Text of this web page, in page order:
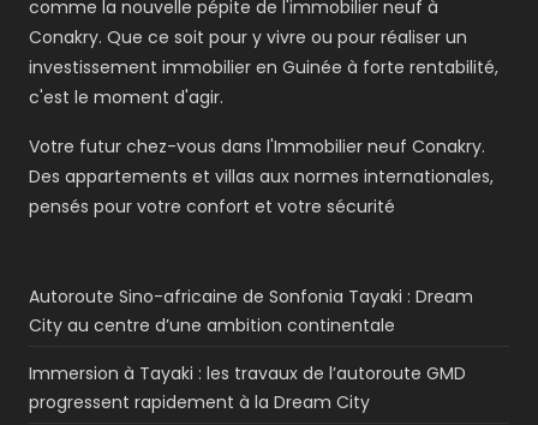
comme la nouvelle pépite de l'immobilier neuf à
Conakry. Que ce soit pour y vivre ou pour réaliser un
investissement immobilier en Guinée à forte rentabilité,
c'est le moment d'agir.
Votre futur chez-vous dans l'Immobilier neuf Conakry.
Des appartements et villas aux normes internationales,
pensés pour votre confort et votre sécurité
Autoroute Sino-africaine de Sonfonia Tayaki : Dream
City au centre d’une ambition continentale
Immersion à Tayaki : les travaux de l’autoroute GMD
progressent rapidement à la Dream City